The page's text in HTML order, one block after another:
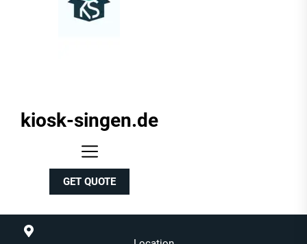
kiosk-
kiosk-singen.de
GET QUOTE